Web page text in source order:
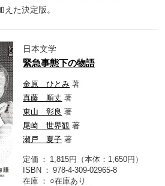
えた決定版。
日本文学
緊急事態下の物語
金原 ひとみ 著
真藤 順丈 著
東山 彰良 著
尾崎 世界観 著
瀬戸 夏子 著
定価
1,815円（本体：1,650円）
ISBN
978-4-309-02965-8
在庫
○在庫あり